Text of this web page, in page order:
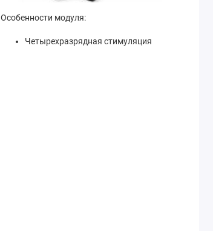
Особенности модуля:
Четырехразрядная стимуляция